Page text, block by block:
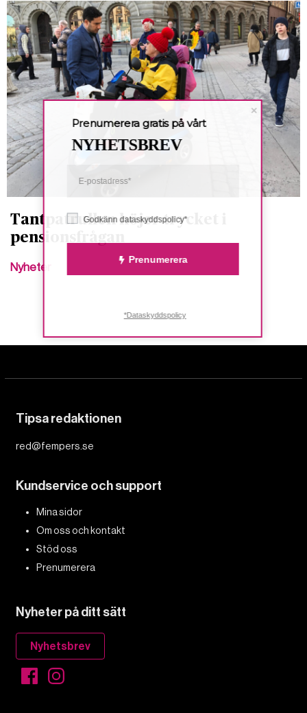
Tantpatrullen höjer trycket i
pensionsfrågan
Nyheter
Tipsa redaktionen
red@fempers.se
Kundservice och support
Mina sidor
Om oss och kontakt
Stöd oss
Prenumerera
Nyheter på ditt sätt
Nyhetsbrev
Godkänn dataskyddspolicy*
Prenumerera
Prenumerera gratis på vårt
NYHETSBREV
*Dataskyddspolicy